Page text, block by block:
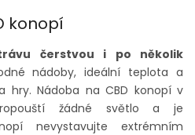
konopí
čerstvou i po několik
nádoby, ideální teplota a
hry. Nádoba na CBD konopí v
žádné světlo a je
nevystavujte extrémním